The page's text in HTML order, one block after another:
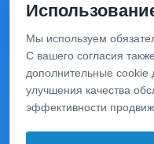
Информация о ценах и
информационный
офертой,
РФ. Перед
цену у
Мы используем
С вашего согласия
дополнительные cookie
улучшения качества
эффективности